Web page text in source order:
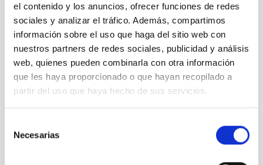
el contenido y los anuncios, ofrecer funciones de redes
sociales y analizar el tráfico. Además, compartimos
información sobre el uso que haga del sitio web con
nuestros partners de redes sociales, publicidad y análisis
web, quienes pueden combinarla con otra información
que les haya proporcionado o que hayan recopilado a
partir del uso que haya hecho de sus servicios.
Necesarias
Trío de eclipses 2026-2028: Una oportunidad histórica
para la educación y la divulgación de la Astronomía
El evento del 12 de agosto en Palencia se suma a la
iniciativa Eclipse Inclusivo
Cómo los eclipses nos enseñaron a ser libres
El proyecto NATE en Palencia: un evento multicultural
Los puntos calientes del eclipse en Palencia